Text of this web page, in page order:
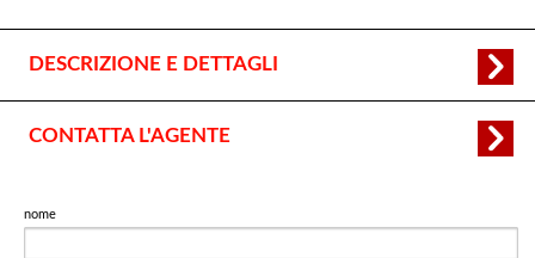
DESCRIZIONE E DETTAGLI
CONTATTA L'AGENTE
nome